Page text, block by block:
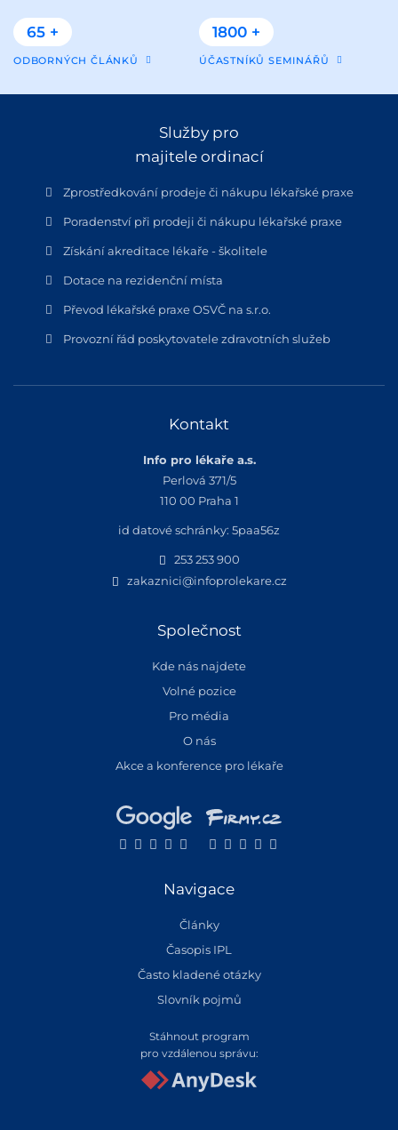
65 +
ODBORNÝCH ČLÁNKŮ
1800 +
ÚČASTNÍKŮ SEMINÁŘŮ
Služby pro
majitele ordinací
Zprostředkování prodeje či nákupu lékařské praxe
Poradenství při prodeji či nákupu lékařské praxe
Získání akreditace lékaře - školitele
Dotace na rezidenční místa
Převod lékařské praxe OSVČ na s.r.o.
Provozní řád poskytovatele zdravotních služeb
Kontakt
Info pro lékaře a.s.
Perlová 371/5
110 00 Praha 1
id datové schránky: 5paa56z
253 253 900
zakaznici@infoprolekare.cz
Společnost
Kde nás najdete
Volné pozice
Pro média
O nás
Akce a konference pro lékaře
Navigace
Články
Časopis IPL
Často kladené otázky
Slovník pojmů
Stáhnout program
pro vzdálenou správu: